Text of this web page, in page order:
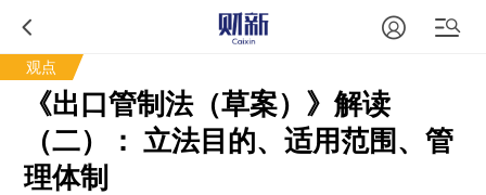
观点
《出口管制法（草案）》解读
（二）： 立法目的、适用范围、管
理体制